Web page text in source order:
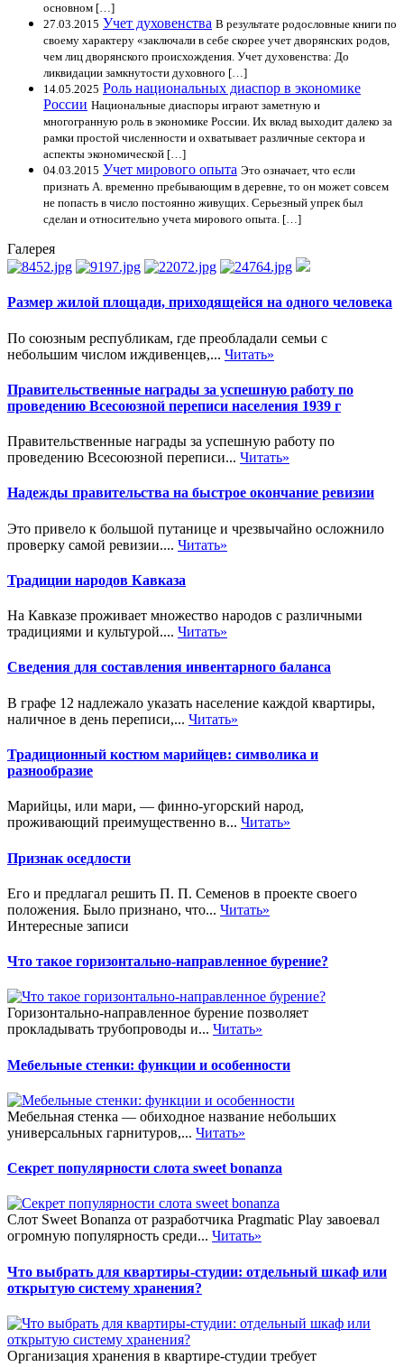
основном […]
27.03.2015 Учет духовенства В результате родословные книги по
своему характеру «заключали в себе скорее учет дворянских родов,
чем лиц дворянского происхождения. Учет духовенства: До
ликвидации замкнутости духовного […]
14.05.2025 Роль национальных диаспор в экономике
России Национальные диаспоры играют заметную и
многогранную роль в экономике России. Их вклад выходит далеко за
рамки простой численности и охватывает различные сектора и
аспекты экономической […]
04.03.2015 Учет мирового опыта Это означает, что если
признать А. временно пребывающим в деревне, то он может совсем
не попасть в число постоянно живущих. Серьезный упрек был
сделан и относительно учета мирового опыта. […]
Галерея
Размер жилой площади, приходящейся на одного человека
По союзным республикам, где преобладали семьи с
небольшим числом иждивенцев,... Читать»
Правительственные награды за успешную работу по
проведению Всесоюзной переписи населения 1939 г
Правительственные награды за успешную работу по
проведению Всесоюзной переписи... Читать»
Надежды правительства на быстрое окончание ревизии
Это привело к большой путанице и чрезвычайно осложнило
проверку самой ревизии.... Читать»
Традиции народов Кавказа
На Кавказе проживает множество народов с различными
традициями и культурой.... Читать»
Сведения для составления инвентарного баланса
В графе 12 надлежало указать население каждой квартиры,
наличное в день переписи,... Читать»
Традиционный костюм марийцев: символика и
разнообразие
Марийцы, или мари, — финно-угорский народ,
проживающий преимущественно в... Читать»
Признак оседлости
Его и предлагал решить П. П. Семенов в проекте своего
положения. Было признано, что... Читать»
Интересные записи
Что такое горизонтально-направленное бурение?
Горизонтально-направленное бурение позволяет
прокладывать трубопроводы и... Читать»
Мебельные стенки: функции и особенности
Мебельная стенка — обиходное название небольших
универсальных гарнитуров,... Читать»
Секрет популярности слота sweet bonanza
Слот Sweet Bonanza от разработчика Pragmatic Play завоевал
огромную популярность среди... Читать»
Что выбрать для квартиры-студии: отдельный шкаф или
открытую систему хранения?
Организация хранения в квартире-студии требует